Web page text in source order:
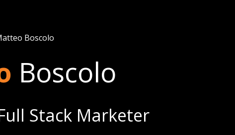
Boscolo
Boscolo
Stack Marketer